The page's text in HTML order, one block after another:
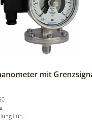
mit
Für...